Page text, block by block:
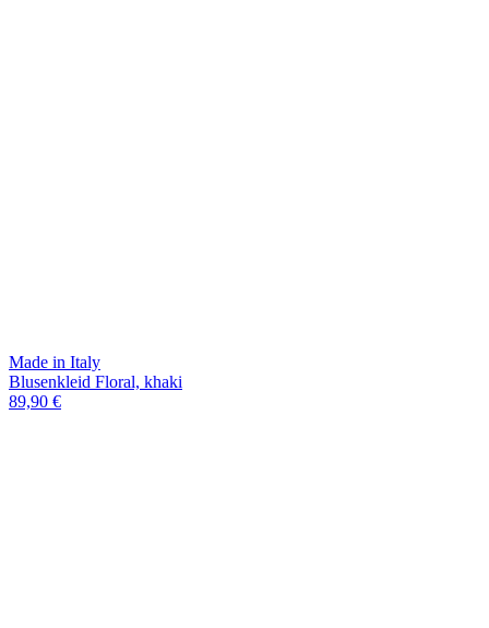
Made in Italy
Blusenkleid Floral, khaki
89,90 €